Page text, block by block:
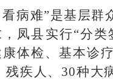
看病难”是基层群
凤县实行“分类
体检、基本诊
疾人、30种大